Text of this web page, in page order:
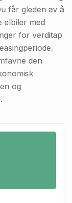
får gleden av å
elbiler med
for verditap
den
og